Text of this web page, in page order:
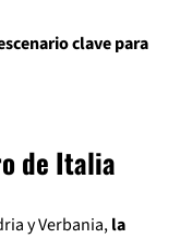
clave para
de Italia
y Verbania,la